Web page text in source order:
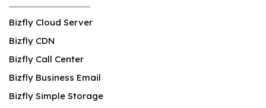
Bizfly Cloud Server
Bizfly CDN
Bizfly Call Center
Bizfly Business Email
Bizfly Simple Storage